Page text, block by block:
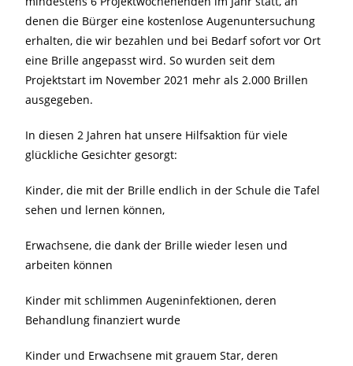
denen die Bürger eine kostenlose Augenuntersuchung
erhalten, die wir bezahlen und bei Bedarf sofort vor Ort
eine Brille angepasst wird. So wurden seit dem
Projektstart im November 2021 mehr als 2.000 Brillen
ausgegeben.
In diesen 2 Jahren hat unsere Hilfsaktion für viele
glückliche Gesichter gesorgt:
Kinder, die mit der Brille endlich in der Schule die Tafel
sehen und lernen können,
Erwachsene, die dank der Brille wieder lesen und
arbeiten können
Kinder mit schlimmen Augeninfektionen, deren
Behandlung finanziert wurde
Kinder und Erwachsene mit grauem Star, deren